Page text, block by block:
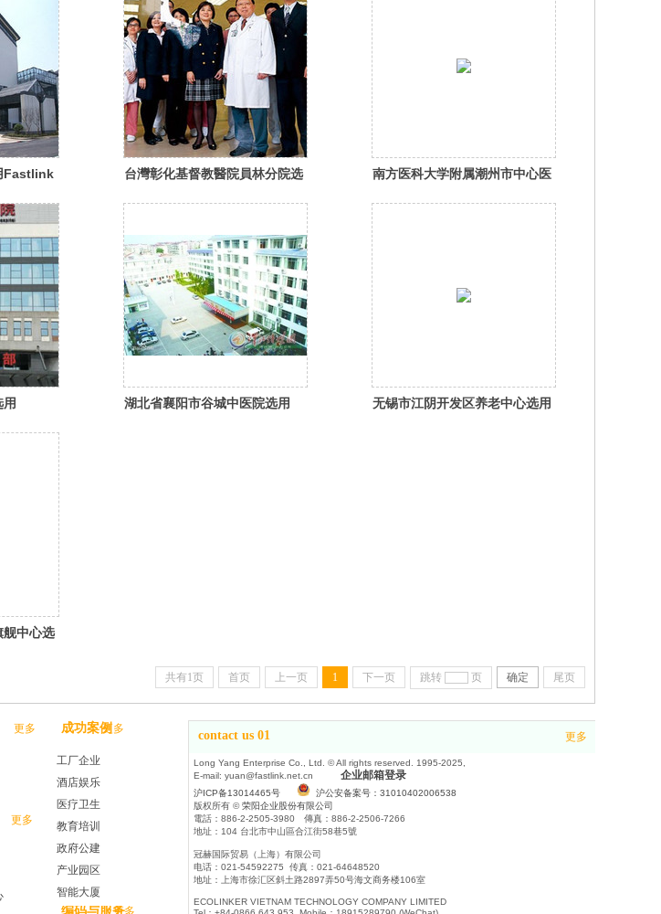
Fastlink
台灣彰化基督教醫院員林分院选
南方医科大学附属潮州市中心医
湖北省襄阳市谷城中医院选用
无锡市江阴开发区养老中心选用
舰中心选
共有1页 首页 上一页 1 下一页 跳转 页 确定 尾页
编码与服务更多
更多 成功案例更多
工厂企业
酒店娱乐
医疗卫生
教育培训
政府公建
产业园区
智能大厦
更多
contact us 01 更多
Long Yang Enterprise Co., Ltd. © All rights reserved. 1995-2025,
E-mail: yuan@fastlink.net.cn
企业邮箱登录
沪ICP备13014465号
沪公安备案号：31010402006538
版权所有 ©荣阳企业股份有限公司
電話：886-2-2505-3980 傳真：886-2-2506-7266
地址：104 台北市中山區合江街58巷5號
冠赫国际贸易（上海）有限公司
电话：021-54592275 传真：021-64648520
地址：上海市徐汇区斜土路2897弄50号海文商务楼106室
ECOLINKER VIETNAM TECHNOLOGY COMPANY LIMITED